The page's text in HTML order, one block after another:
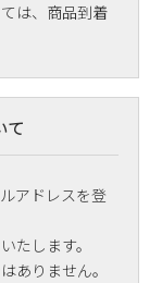
は、商品到着
て
アドレスを登
たします。
ありません。